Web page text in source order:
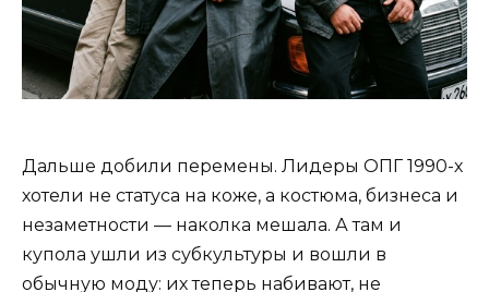
Дальше добили перемены. Лидеры ОПГ 1990-х
хотели не статуса на коже, а костюма, бизнеса и
незаметности — наколка мешала. А там и
купола ушли из субкультуры и вошли в
обычную моду: их теперь набивают, не